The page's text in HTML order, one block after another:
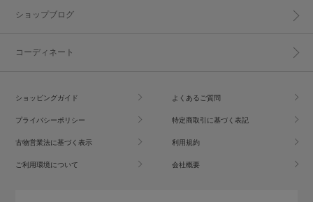
ショップブログ
コーディネート
ショッピングガイド よくあるご質問
プライバシーポリシー 特定商取引に基づく表記
古物営業法に基づく表示 利用規約
ご利用環境について 会社概要